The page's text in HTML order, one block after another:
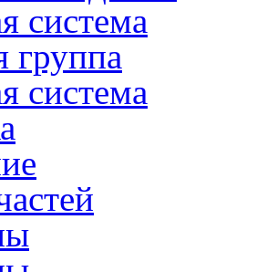
система
группа
система